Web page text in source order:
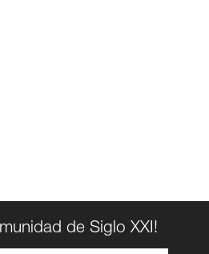
de Siglo XXI!